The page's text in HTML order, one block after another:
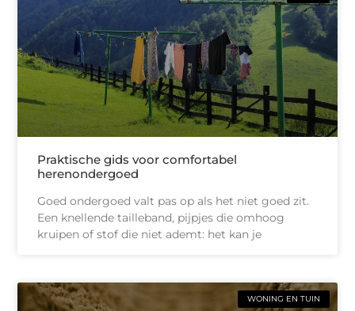
Praktische gids voor comfortabel
herenondergoed
Goed ondergoed valt pas op als het niet goed zit.
Een knellende tailleband, pijpjes die omhoog
kruipen of stof die niet ademt: het kan je
WONING EN TUIN